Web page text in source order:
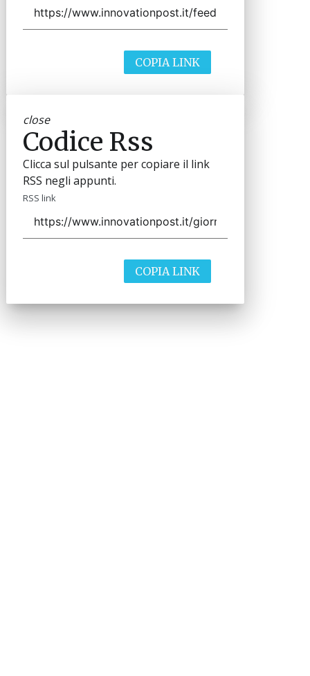
COPIA LINK
close
Codice Rss
Clicca sul pulsante per copiare il link
RSS negli appunti.
RSS link
COPIA LINK